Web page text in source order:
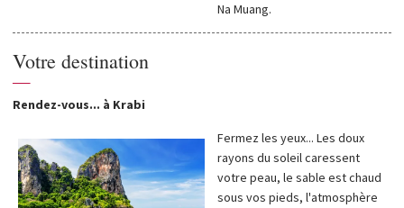
Na Muang.
Votre destination
—
Rendez-vous... à Krabi
Fermez les yeux... Les doux
rayons du soleil caressent
votre peau, le sable est chaud
sous vos pieds, l'atmosphère